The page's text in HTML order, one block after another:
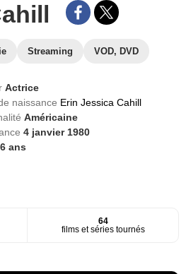
Streaming VOD, DVD
Actrice
naissance Erin Jessica Cahill
Américaine
4 janvier 1980
ans
64
films et séries tournés